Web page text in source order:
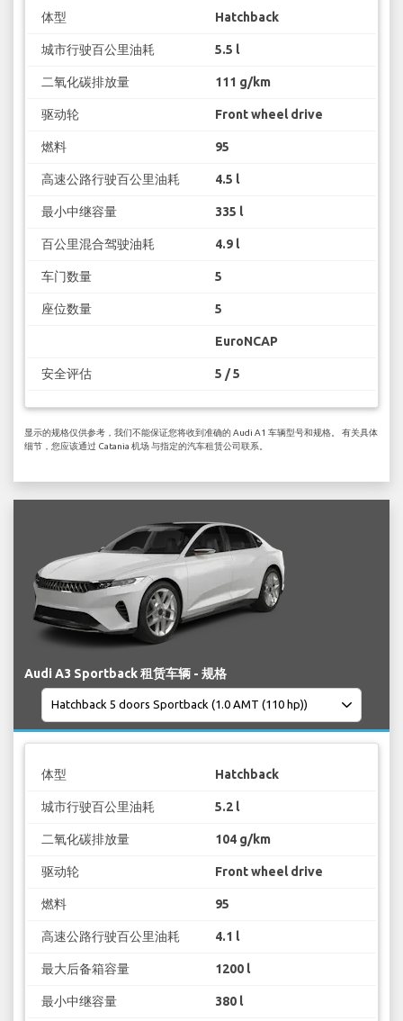
体型 Hatchback
城市行驶百公里油耗 5.5 l
二氧化碳排放量 111 g/km
驱动轮 Front wheel drive
燃料 95
高速公路行驶百公里油耗 4.5 l
最小中继容量 335 l
百公里混合驾驶油耗 4.9 l
车门数量 5
座位数量 5
EuroNCAP
安全评估 5 / 5
显示的规格仅供参考，我们不能保证您将收到准确的 Audi A1 车辆型号和规格。 有关具体
细节，您应该通过 Catania 机场 与指定的汽车租赁公司联系。
Audi A3 Sportback 租赁车辆 - 规格
体型 Hatchback
城市行驶百公里油耗 5.2 l
二氧化碳排放量 104 g/km
驱动轮 Front wheel drive
燃料 95
高速公路行驶百公里油耗 4.1 l
最大后备箱容量 1200 l
最小中继容量 380 l